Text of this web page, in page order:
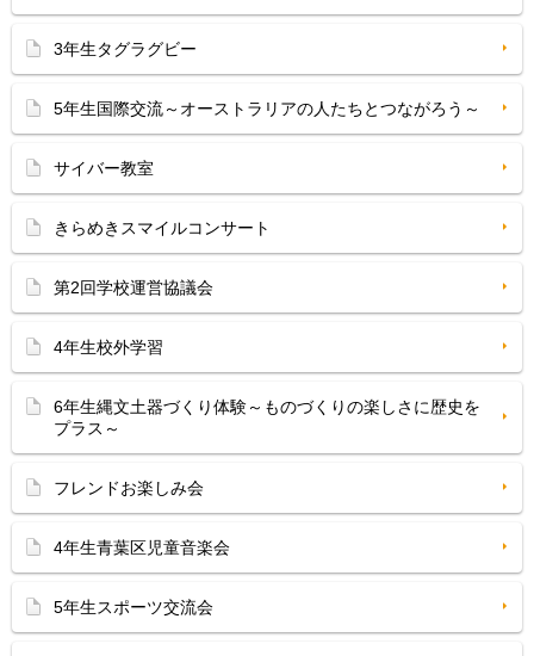
3年生タグラグビー
5年生国際交流～オーストラリアの人たちとつながろう～
サイバー教室
きらめきスマイルコンサート
第2回学校運営協議会
4年生校外学習
6年生縄文土器づくり体験～ものづくりの楽しさに歴史を
プラス～
フレンドお楽しみ会
4年生青葉区児童音楽会
5年生スポーツ交流会